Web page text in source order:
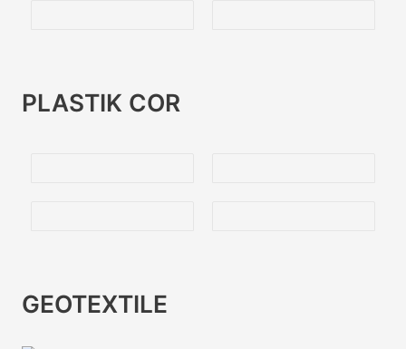
PLASTIK COR
GEOTEXTILE